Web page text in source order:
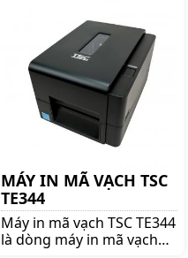
shoppos.vn để nhận được
nhiều ưu đãi và giá tốt!!
MÁY IN MÃ VẠCH TSC
TE344
Máy in mã vạch TSC TE344
là dòng máy in mã vạch